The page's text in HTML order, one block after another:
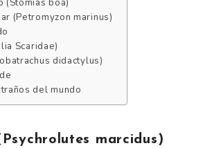
(Stomias boa)
(Petromyzon marinus)
Scaridae)
didactylus)
del mundo
marcidus)